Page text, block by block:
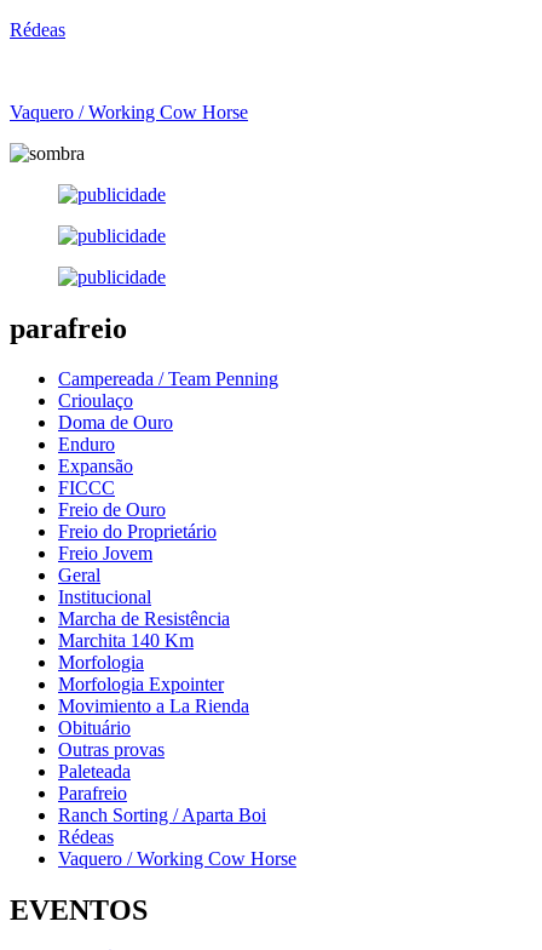
Rédeas
Vaquero / Working Cow Horse
parafreio
Campereada / Team Penning
Crioulaço
Doma de Ouro
Enduro
Expansão
FICCC
Freio de Ouro
Freio do Proprietário
Freio Jovem
Geral
Institucional
Marcha de Resistência
Marchita 140 Km
Morfologia
Morfologia Expointer
Movimiento a La Rienda
Obituário
Outras provas
Paleteada
Parafreio
Ranch Sorting / Aparta Boi
Rédeas
Vaquero / Working Cow Horse
EVENTOS